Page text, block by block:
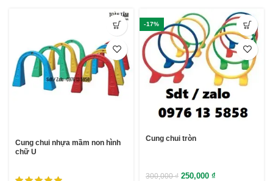
Cung chui nhựa mầm non hình
chữ U
-17%
Cung chui tròn
300,000₫ 250,000 ₫